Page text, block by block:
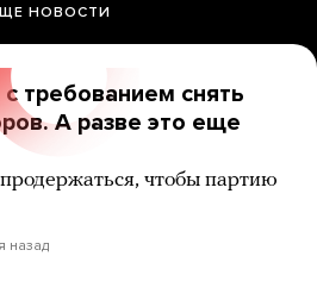
НОВОСТИ
требованием снять
А разве это еще
чтобы партию
назад